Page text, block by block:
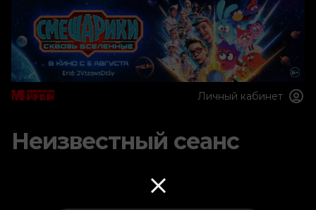
Личный кабинет
Неизвестный сеанс